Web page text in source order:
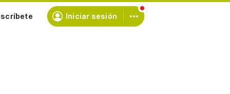
Iniciar sesión